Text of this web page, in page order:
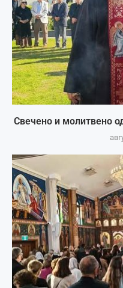
Свечено и молитвено